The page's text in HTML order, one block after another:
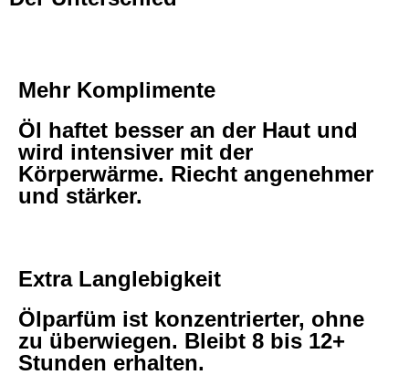
Mehr Komplimente
Öl haftet besser an der Haut und
wird intensiver mit der
Körperwärme. Riecht angenehmer
und stärker.
Extra Langlebigkeit
Ölparfüm ist konzentrierter, ohne
zu überwiegen. Bleibt 8 bis 12+
Stunden erhalten.